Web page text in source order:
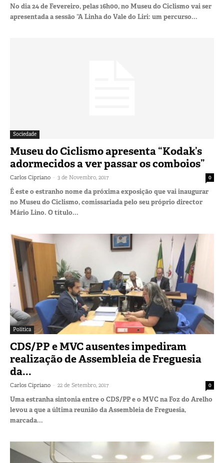
No dia 24 de Fevereiro, pelas 16h00, no Museu do Ciclismo vai ser
apresentada a sessão “A Linha do Vale do Liri: um percurso...
Sociedade
Museu do Ciclismo apresenta “Kodak’s
adormecidos a ver passar os comboios”
Carlos Cipriano - 3 de Novembro, 2017 0
É este o estranho nome da próxima exposição que vai inaugurar
no Museu do Ciclismo, comissariada pelo seu próprio director
Mário Lino. O título...
Política
CDS/PP e MVC ausentes impediram
realização de Assembleia de Freguesia
da...
Carlos Cipriano - 22 de Setembro, 2017 0
Uma estranha sintonia entre o CDS/PP e o MVC na Foz do Arelho
levou a que a última reunião da Assembleia de Freguesia,
marcada...